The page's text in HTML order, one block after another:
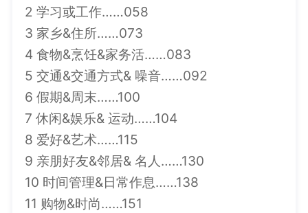
2 学习或工作……058
3 家乡&住所……073
4 食物&烹饪&家务活……083
5 交通&交通方式& 噪音……092
6 假期&周末……100
7 休闲&娱乐& 运动……104
8 爱好&艺术……115
9 亲朋好友&邻居& 名人……130
10 时间管理&日常作息……138
11 购物&时尚……151